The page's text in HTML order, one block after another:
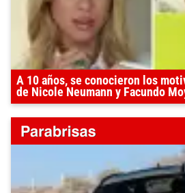
A 10 años, se conocieron los
de Nicole Neumann y Facundo